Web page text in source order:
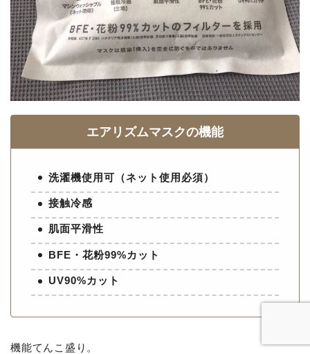
エアリズムマスクの機能
洗濯機使用可（ネット使用必須）
接触冷感
肌面平滑性
BFE・花粉99%カット
UV90%カット
機能てんこ盛り。